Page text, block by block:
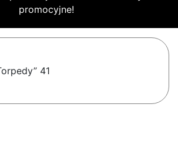
promocyjne!
41